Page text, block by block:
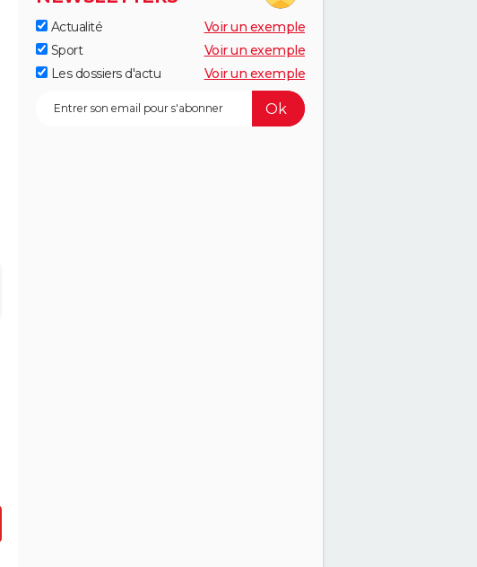
Actualité
Voir un exemple
Sport
Voir un exemple
Les dossiers d'actu
Voir un exemple